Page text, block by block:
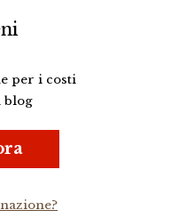
per i costi
blog